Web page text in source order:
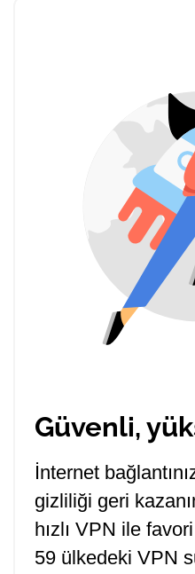
Güvenli,
İnternet
gizliliği geri
hızlı VPN ile
59 ülkedeki VPN